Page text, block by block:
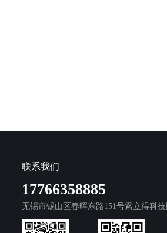
联系我们
17766358885
无锡市锡山区春晖东路151号索立得科